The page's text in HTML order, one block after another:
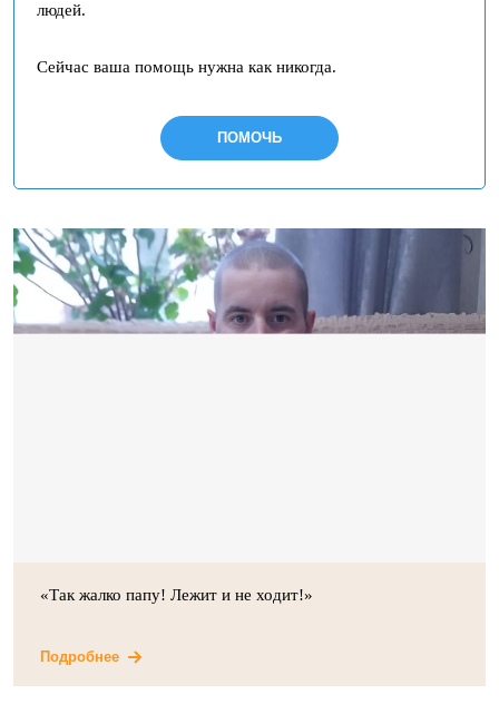
людей.
Сейчас ваша помощь нужна как никогда.
ПОМОЧЬ
«Так жалко папу! Лежит и не ходит!»
Подробнее